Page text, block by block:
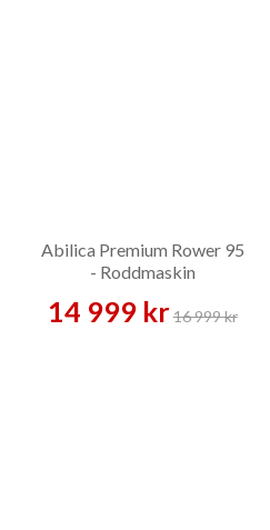
Abilica Premium Rower 95
- Roddmaskin
14 999 kr16 999 kr